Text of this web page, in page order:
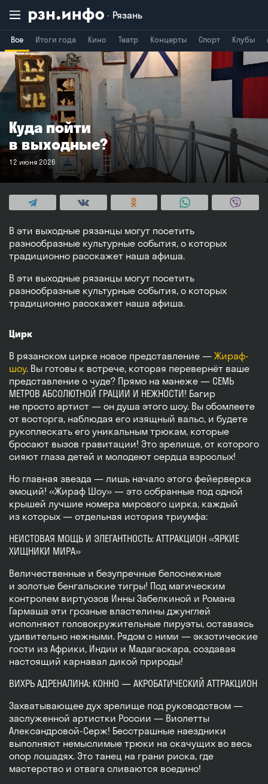
Рязань
Все Итоги года Кино Театр Концерты Спорт Клубы
Владимир Брянск
Куда пойти
в выходные?
12 июня 2026
В эти выходные рязанцы могут посетить
разнообразные культурные события, о которых
традиционно расскажет наша афиша.
В эти выходные рязанцы могут посетить
разнообразные культурные события, о которых
традиционно расскажет наша афиша.
Цирк
В рязанском цирке новое представление — Жираф-
шоу. Вы готовы к встрече, которая перевернёт ваше
представление о чуде? Прямо на манеже — СЕМЬ
МЕТРОВ АБСОЛЮТНОЙ ГРАЦИИ И НЕЖНОСТИ! Багир
не просто артист — он душа этого шоу. Вы обомлеете
от восторга, наблюдая его изящный вальс, и будете
рукоплескать его уникальным трюкам, которые
бросают вызов гравитации! Это зрелище, от которого
сияют глаза детей и молодеют сердца взрослых!
Но главная звезда — лишь начало этого фейерверка
эмоций! «Жираф Шоу» — это собранные под одной
крышей лучшие номера мирового цирка, каждый
из которых — отдельная история триумфа:
НЕИСТОВАЯ МОЩЬ И ЭЛЕГАНТНОСТЬ: АТТРАКЦИОН «ЯРКИЕ
ХИЩНИКИ МИРА»
Величественные и безупречные белоснежные
и золотые бенгальские тигры! Под магическим
контролем виртуозов Инны Забелкиной и Романа
Гармаша эти грозные властелины джунглей
исполняют головокружительные пируэты, оставаясь
удивительно нежными. Рядом с ними — экзотические
гости из Африки, Индии и Мадагаскара, создавая
настоящий карнавал дикой природы!
ВИХРЬ АДРЕНАЛИНА: КОННО — АКРОБАТИЧЕСКИЙ АТТРАКЦИОН
Захватывающее дух зрелище под руководством —
заслуженной артистки России — Виолетты
Александровой-Серж! Бесстрашные наездники
выполняют немыслимые трюки на скачущих во весь
опор лошадях. Это танец на грани риска, где
мастерство и отвага сливаются воедино!